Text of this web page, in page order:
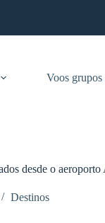
Voos grupos
desde o
Destinos